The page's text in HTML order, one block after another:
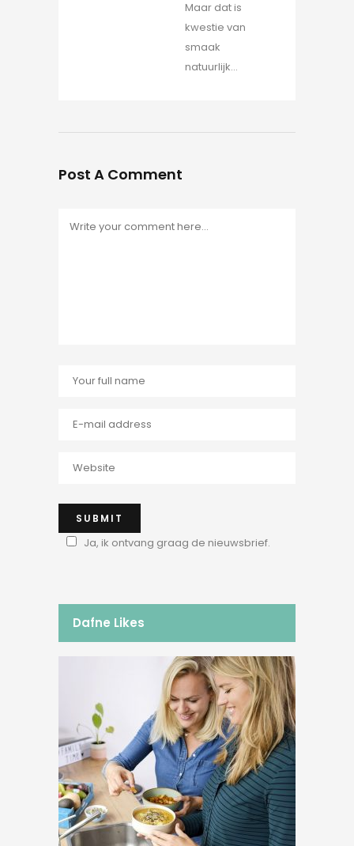
Maar dat is
kwestie van
smaak
natuurlijk…
Post A Comment
Ja, ik ontvang graag de nieuwsbrief.
Dafne Likes